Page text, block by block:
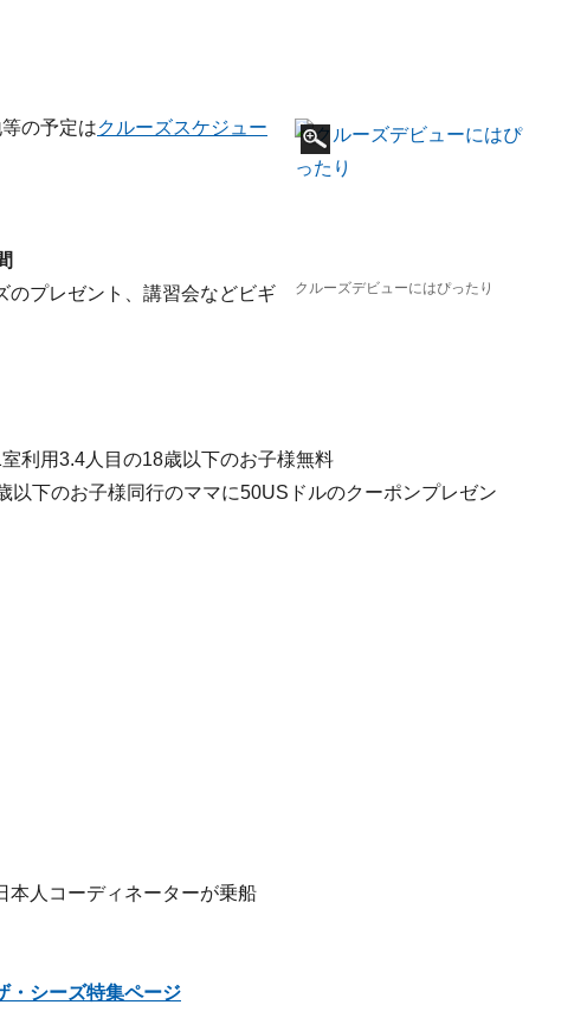
クルーズデビューにはぴったり
の予定はクルーズスケジュー
プレゼント、講習会などビギ
利用3.4人目の18歳以下のお子様無料
下のお子様同行のママに50USドルのクーポンプレゼン
人コーディネーターが乗船
・シーズ特集ページ